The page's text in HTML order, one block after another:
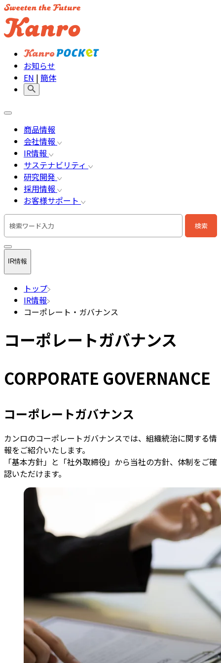
お知らせ
EN | 簡体
商品情報
会社情報
IR情報
サステナビリティ
研究開発
採用情報
お客様サポート
検索キーワード入力 検索
IR情報
トップ
IR情報
コーポレート・ガバナンス
コーポレートガバナンス
CORPORATE GOVERNANCE
コーポレートガバナンス
カンロのコーポレートガバナンスでは、組織統治に関する情
報をご紹介いたします。
「基本方針」と「社外取締役」から当社の方針、体制をご確
認いただけます。